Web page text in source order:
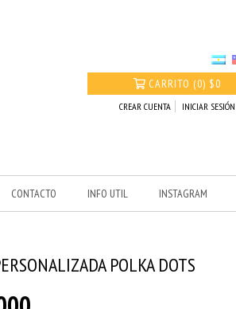
CARRITO (0) $0
CREAR CUENTA INICIAR SESIÓN
CONTACTO INFO UTIL INSTAGRAM
POLKA DOTS